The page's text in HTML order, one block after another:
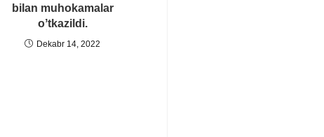
bilan muhokamalar
oʼtkazildi.
Dekabr 14, 2022